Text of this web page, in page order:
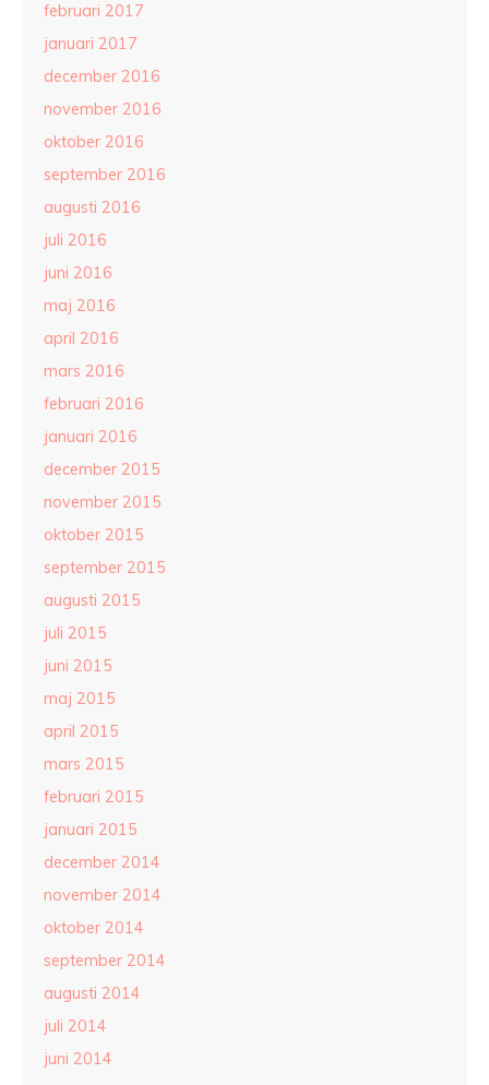
februari 2017
januari 2017
december 2016
november 2016
oktober 2016
september 2016
augusti 2016
juli 2016
juni 2016
maj 2016
april 2016
mars 2016
februari 2016
januari 2016
december 2015
november 2015
oktober 2015
september 2015
augusti 2015
juli 2015
juni 2015
maj 2015
april 2015
mars 2015
februari 2015
januari 2015
december 2014
november 2014
oktober 2014
september 2014
augusti 2014
juli 2014
juni 2014